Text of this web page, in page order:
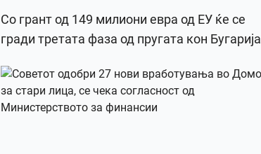
Со грант од 149 милиони евра од ЕУ ќе се
гради третата фаза од пругата кон Бугарија